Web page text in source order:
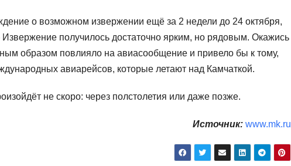
о возможном извержении ещё за 2 недели до 24 октября,
Извержение получилось достаточно ярким, но рядовым. Окажись
образом повлияло на авиасообщение и привело бы к тому,
авиарейсов, которые летают над Камчаткой.
не скоро: через полстолетия или даже позже.
Источник: www.mk.ru